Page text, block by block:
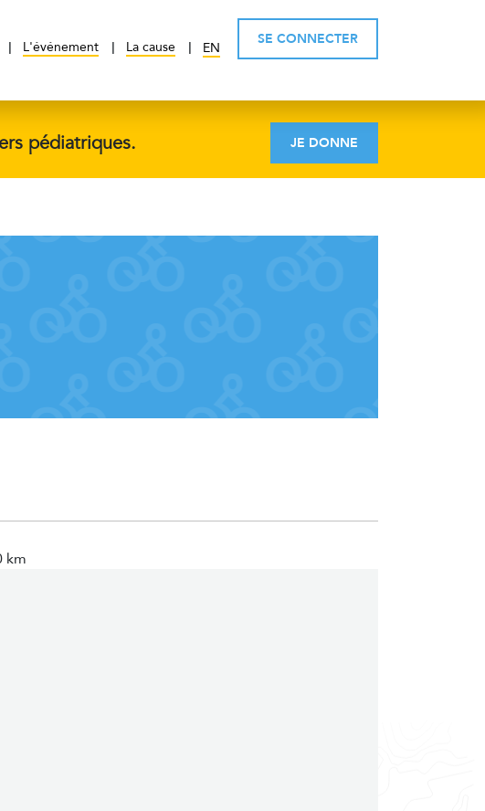
L'événement La cause EN
SE CONNECTER
pédiatriques. JE DONNE
km